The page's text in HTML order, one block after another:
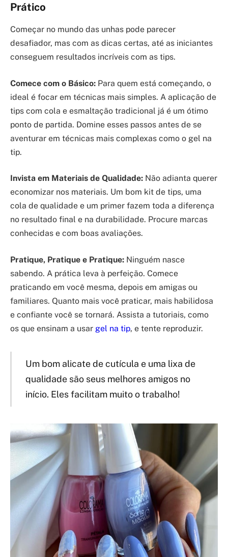
Prático
Começar no mundo das unhas pode parecer
desafiador, mas com as dicas certas, até as iniciantes
conseguem resultados incríveis com as tips.
Comece com o Básico: Para quem está começando, o
ideal é focar em técnicas mais simples. A aplicação de
tips com cola e esmaltação tradicional já é um ótimo
ponto de partida. Domine esses passos antes de se
aventurar em técnicas mais complexas como o gel na
tip.
Invista em Materiais de Qualidade: Não adianta querer
economizar nos materiais. Um bom kit de tips, uma
cola de qualidade e um primer fazem toda a diferença
no resultado final e na durabilidade. Procure marcas
conhecidas e com boas avaliações.
Pratique, Pratique e Pratique: Ninguém nasce
sabendo. A prática leva à perfeição. Comece
praticando em você mesma, depois em amigas ou
familiares. Quanto mais você praticar, mais habilidosa
e confiante você se tornará. Assista a tutoriais, como
os que ensinam a usar gel na tip, e tente reproduzir.
Um bom alicate de cutícula e uma lixa de
qualidade são seus melhores amigos no
início. Eles facilitam muito o trabalho!